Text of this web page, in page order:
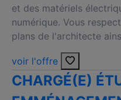
et des matériels
numérique. Vous
plans de l'architecte
voir l'offre
CHARGÉ(E)